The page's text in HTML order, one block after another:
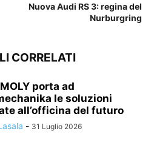
Nuova Audi RS 3: regina del
Nurburgring
CORRELATI
porta ad
le soluzioni
all’officina del futuro
- 31 Luglio 2026